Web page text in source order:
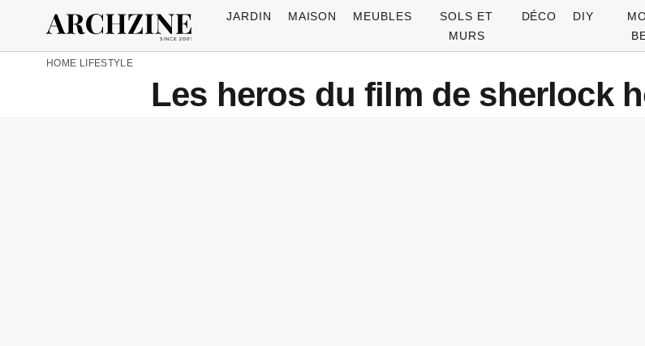
JARDIN MAISON MEUBLES
SOLS ET
MURS
DÉCO DIY
HOME LIFESTYLE
Les heros du film de sherlock